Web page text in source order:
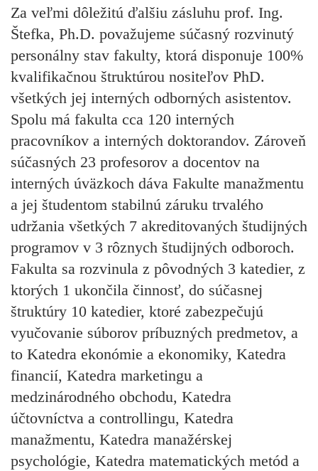
Za veľmi dôležitú ďalšiu zásluhu prof. Ing.
Štefka, Ph.D. považujeme súčasný rozvinutý
personálny stav fakulty, ktorá disponuje 100%
kvalifikačnou štruktúrou nositeľov PhD.
všetkých jej interných odborných asistentov.
Spolu má fakulta cca 120 interných
pracovníkov a interných doktorandov. Zároveň
súčasných 23 profesorov a docentov na
interných úväzkoch dáva Fakulte manažmentu
a jej študentom stabilnú záruku trvalého
udržania všetkých 7 akreditovaných študijných
programov v 3 rôznych študijných odboroch.
Fakulta sa rozvinula z pôvodných 3 katedier, z
ktorých 1 ukončila činnosť, do súčasnej
štruktúry 10 katedier, ktoré zabezpečujú
vyučovanie súborov príbuzných predmetov, a
to Katedra ekonómie a ekonomiky, Katedra
financií, Katedra marketingu a
medzinárodného obchodu, Katedra
účtovníctva a controllingu, Katedra
manažmentu, Katedra manažérskej
psychológie, Katedra matematických metód a